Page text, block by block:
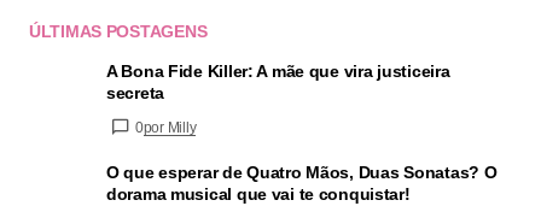
ÚLTIMAS POSTAGENS
A Bona Fide Killer: A mãe que vira justiceira
secreta
0por Milly
O que esperar de Quatro Mãos, Duas Sonatas? O
dorama musical que vai te conquistar!